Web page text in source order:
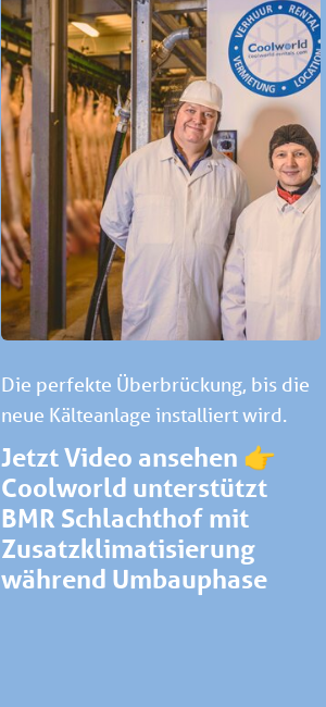
Die perfekte Überbrückung, bis die
neue Kälteanlage installiert wird.
Jetzt Video ansehen 👉
Coolworld unterstützt
BMR Schlachthof mit
Zusatzklimatisierung
während Umbauphase